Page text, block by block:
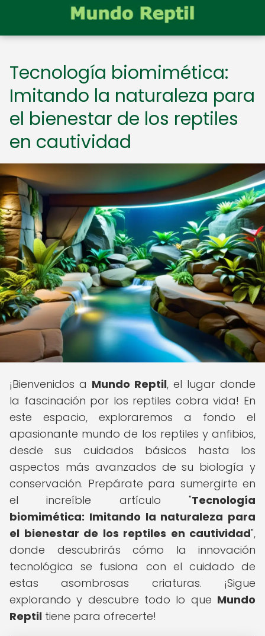
Tecnología biomimética:
Imitando la naturaleza para
el bienestar de los reptiles
en cautividad
¡Bienvenidos a Mundo Reptil, el lugar donde
la fascinación por los reptiles cobra vida! En
este espacio, exploraremos a fondo el
apasionante mundo de los reptiles y anfibios,
desde sus cuidados básicos hasta los
aspectos más avanzados de su biología y
conservación. Prepárate para sumergirte en
el increíble artículo "Tecnología
biomimética: Imitando la naturaleza para
el bienestar de los reptiles en cautividad",
donde descubrirás cómo la innovación
tecnológica se fusiona con el cuidado de
estas asombrosas criaturas. ¡Sigue
explorando y descubre todo lo que Mundo
Reptil tiene para ofrecerte!